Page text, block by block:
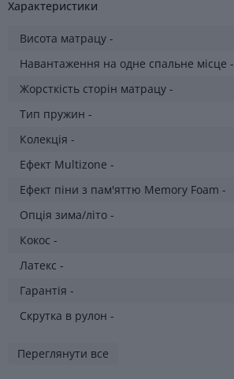
Характеристики
Висота матрацу -
Навантаження на одне спальне місце -
Жорсткість сторін матрацу -
Тип пружин -
Колекція -
Ефект Multizone -
Ефект піни з пам'яттю Memory Foam -
Опція зима/літо -
Кокос -
Латекс -
Гарантія -
Скрутка в рулон -
Переглянути все